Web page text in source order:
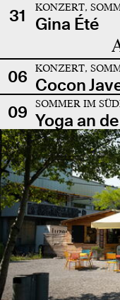
31
KONZERT,
Gina Été
06 KONZERT,
Cocon
09
SOMMER IM
Yoga an